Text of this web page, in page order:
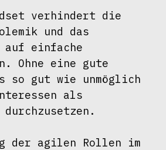
verhindert die
und das
auf einfache
Ohne eine gute
so gut wie unmöglich
als
der agilen Rollen im